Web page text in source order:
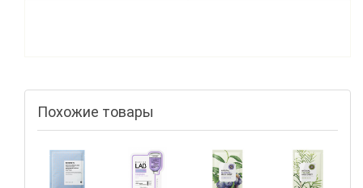
Похожие товары